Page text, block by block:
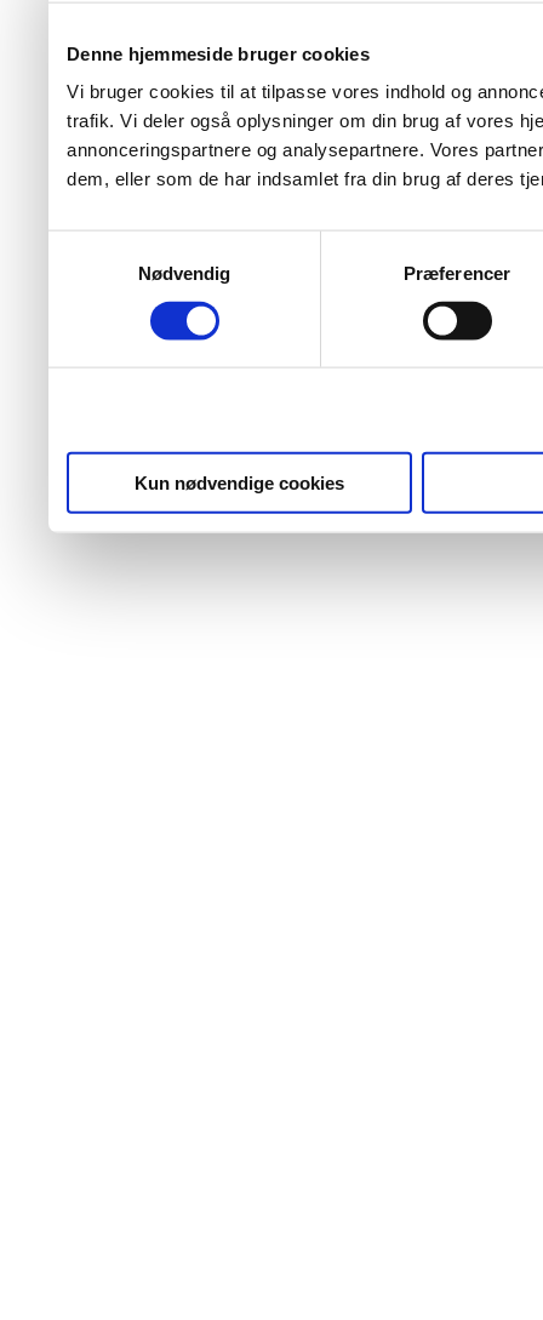
Denne hjemmeside bruger cookies
Vi bruger cookies til at tilpasse vores indhold og
trafik. Vi deler også oplysninger om din brug af vores
annonceringspartnere og analysepartnere. Vores
dem, eller som de har indsamlet fra din brug af deres
Nødvendig
Præferencer
Kun nødvendige cookies